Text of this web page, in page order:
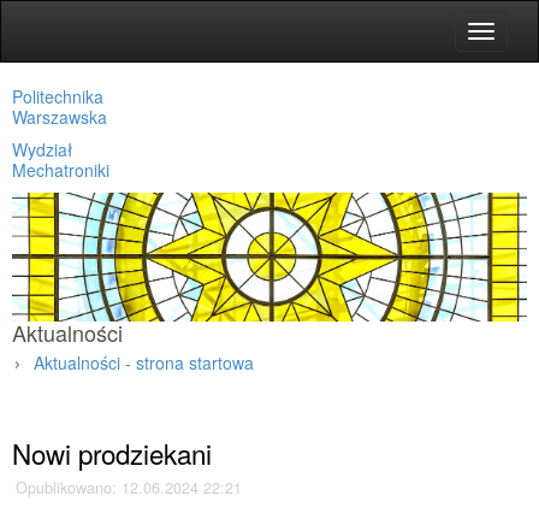
Toggle
Politechnika
Warszawska
Wydział
Mechatroniki
Aktualności
Aktualności - strona startowa
Nowi prodziekani
Opublikowano: 12.06.2024 22:21